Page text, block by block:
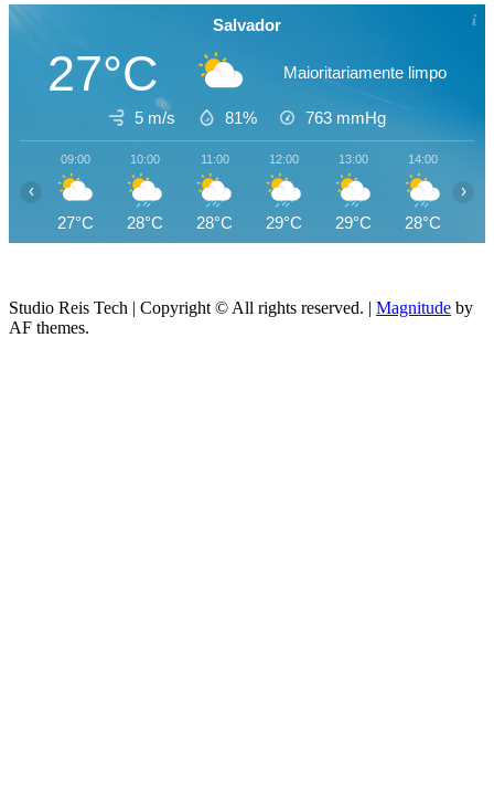
Salvador
27°C Maioritariamente limpo
5 m/s 81% 763 mmHg
09:00
27°C
10:00
28°C
11:00
28°C
12:00
29°C
13:00
29°C
14:00
28°C
‹ ›
Studio Reis Tech | Copyright © All rights reserved. | Magnitude by
AF themes.